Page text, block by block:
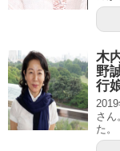
木
野
行
さん
た。